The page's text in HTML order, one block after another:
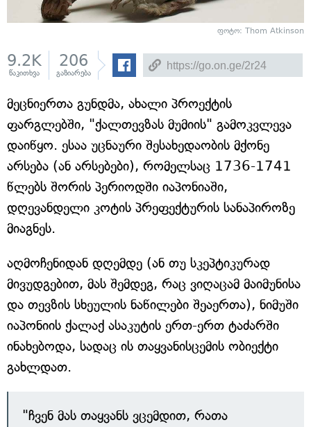
ფოტო: Thom Atkinson
9.2K
წაკითხვა
206
გაზიარება
მეცნიერთა გუნდმა, ახალი პროექტის
ფარგლებში, "ქალთევზას მუმიის" გამოკვლევა
დაიწყო. ესაა უცნაური შესახედაობის მქონე
არსება (ან არსებები), რომელსაც 1736-1741
წლებს შორის პერიოდში იაპონიაში,
დღევანდელი კოტის პრეფექტურის სანაპიროზე
მიაგნეს.
აღმოჩენიდან დღემდე (ან თუ სკეპტიკურად
მივუდგებით, მას შემდეგ, რაც ვიღაცამ მაიმუნისა
და თევზის სხეულის ნაწილები შეაერთა), ნიმუში
იაპონიის ქალაქ ასაკუტის ერთ-ერთ ტაძარში
ინახებოდა, სადაც ის თაყვანისცემის ობიექტი
გახლდათ.
"ჩვენ მას თაყვანს ვცემდით, რათა